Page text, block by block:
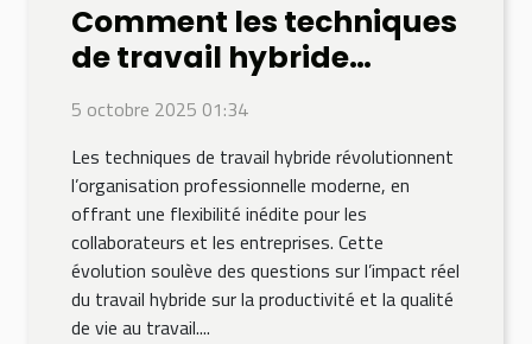
Comment les techniques
de travail hybride
influencent la
productivité?
5 octobre 2025 01:34
Les techniques de travail hybride révolutionnent
l’organisation professionnelle moderne, en
offrant une flexibilité inédite pour les
collaborateurs et les entreprises. Cette
évolution soulève des questions sur l’impact réel
du travail hybride sur la productivité et la qualité
de vie au travail....